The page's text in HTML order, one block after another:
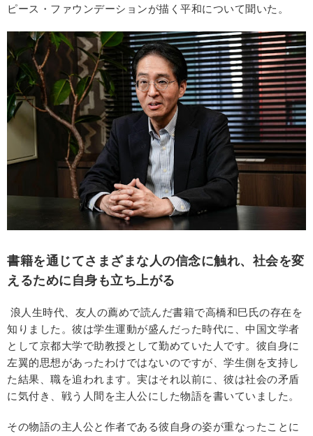
ピース・ファウンデーションが描く平和について聞いた。
書籍を通じてさまざまな人の信念に触れ、社会を変
えるために自身も立ち上がる
浪人生時代、友人の薦めで読んだ書籍で高橋和巳氏の存在を
知りました。彼は学生運動が盛んだった時代に、中国文学者
として京都大学で助教授として勤めていた人です。彼自身に
左翼的思想があったわけではないのですが、学生側を支持し
た結果、職を追われます。実はそれ以前に、彼は社会の矛盾
に気付き、戦う人間を主人公にした物語を書いていました。
その物語の主人公と作者である彼自身の姿が重なったことに